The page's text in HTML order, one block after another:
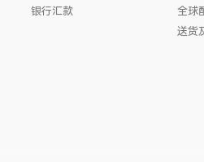
银行汇款
全球
送货